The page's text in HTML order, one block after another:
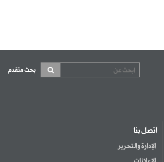
بحث متقدم
اتصل بنا
الإدارة والتحرير